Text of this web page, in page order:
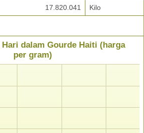
17.820.041 Kilo
Hari dalam Gourde Haiti (harga
per gram)